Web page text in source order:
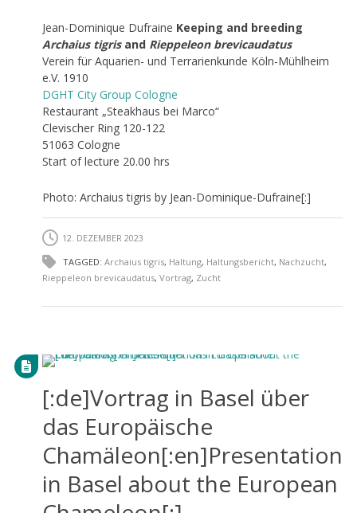
Jean-Dominique Dufraine Keeping and breeding
Archaius tigrisand Rieppeleon brevicaudatus
Verein für Aquarien- und Terrarienkunde Köln-Mühlheim
e.V. 1910
DGHT City Group Cologne
Restaurant „Steakhaus bei Marco“
Clevischer Ring 120-122
51063 Cologne
Start of lecture 20.00 hrs
Photo: Archaius tigris by Jean-Dominique-Dufraine[:]
12. DEZEMBER 2023
TAGGED: Archaius tigris, Haltung, Haltungsbericht, Nachzucht,
Rieppeleon brevicaudatus, Vortrag, Zucht
[:de]Vortrag in Basel über
das Europäische
Chamäleon[:en]Presentation
in Basel about the European